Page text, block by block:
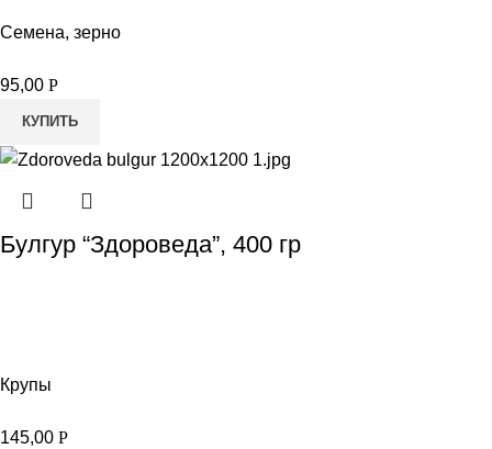
Семена, зерно
95,00 Р
КУПИТЬ
Булгур “Здороведа”, 400 гр
Крупы
145,00 Р